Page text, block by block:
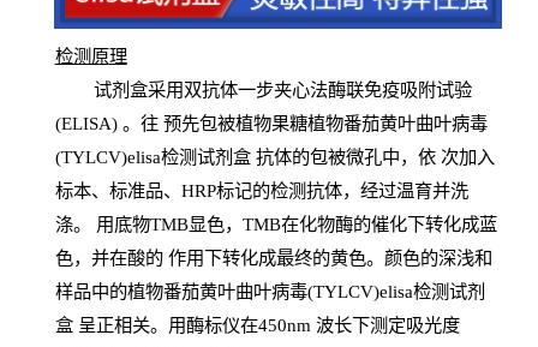
检测原理
试剂盒采用双抗体一步夹心法酶联免疫吸附试验
(ELISA) 。往 预先包被植物果糖植物番茄黄叶曲叶病毒
(TYLCV)elisa检测试剂盒抗体的包被微孔中，依 次加入
标本、标准品、 HRP标记的检测抗体，经过温育并洗
涤。 用底物TMB显色， TMB在化物酶的催化下转化成蓝
色，并在酸的 作用下转化成最终的黄色。颜色的深浅和
样品中的植物番茄黄叶曲叶病毒(TYLCV)elisa检测试剂
盒呈正相关。用酶标仪在450nm 波长下测定吸光度